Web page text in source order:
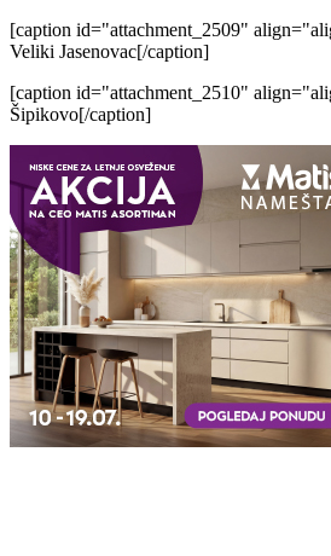
[caption id="attachment_2509"
Veliki Jasenovac[/caption]
[caption id="attachment_2510"
Šipikovo[/caption]